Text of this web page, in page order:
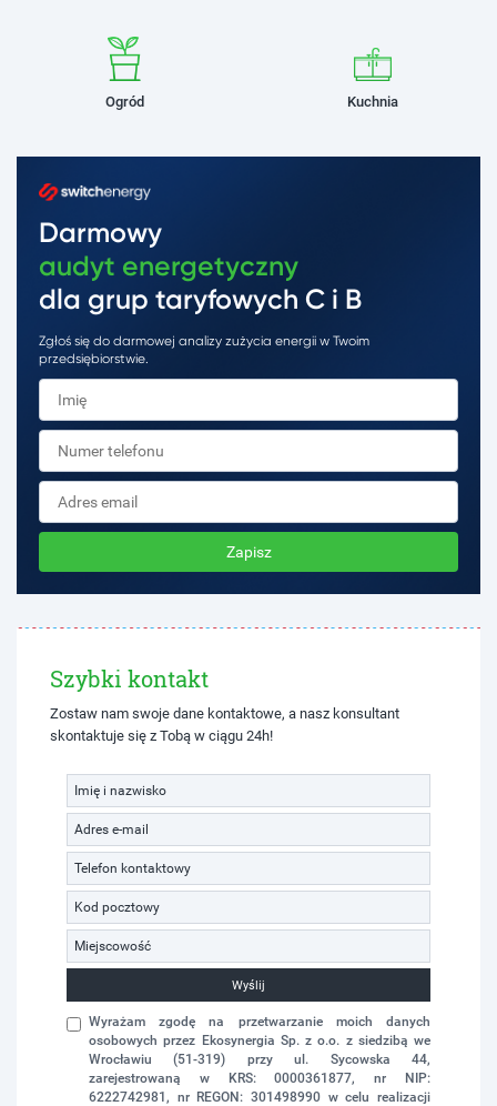
Ogród Kuchnia
Darmowy
audyt energetyczny
dla grup taryfowych C i B
Zgłoś się do darmowej analizy zużycia energii w Twoim
przedsiębiorstwie.
Zapisz
Szybki kontakt
Zostaw nam swoje dane kontaktowe, a nasz konsultant
skontaktuje się z Tobą w ciągu 24h!
Wyślij
Wyrażam zgodę na przetwarzanie moich danych
osobowych przez Ekosynergia Sp. z o.o. z siedzibą we
Wrocławiu (51-319) przy ul. Sycowska 44,
zarejestrowaną w KRS: 0000361877, nr NIP:
6222742981, nr REGON: 301498990 w celu realizacji